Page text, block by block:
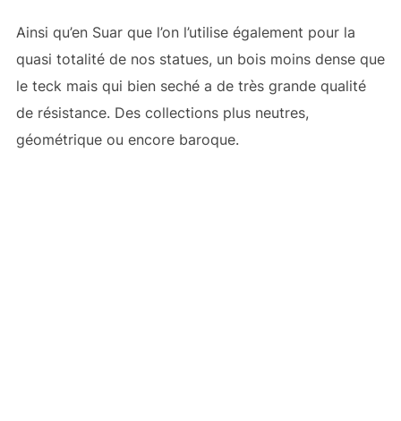
Ainsi qu’en Suar que l’on l’utilise également pour la
quasi totalité de nos statues, un bois moins dense que
le teck mais qui bien seché a de très grande qualité
de résistance. Des collections plus neutres,
géométrique ou encore baroque.